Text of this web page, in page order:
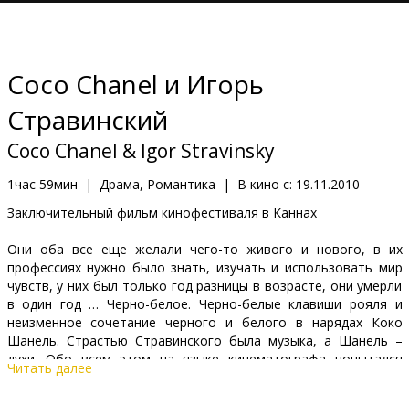
Клуб
Coco Chanel и Игорь
Стравинский
Coco Chanel & Igor Stravinsky
1час 59мин | Драма, Романтика | В кино с: 19.11.2010
Заключительный фильм кинофестиваля в Каннах
Они оба все еще желали чего-то живого и нового, в их
профессиях нужно было знать, изучать и использовать мир
чувств, у них был только год разницы в возрасте, они умерли
в один год … Черно-белое. Черно-белые клавиши рояля и
неизменное сочетание черного и белого в нарядах Коко
Шанель. Страстью Стравинского была музыка, а Шанель –
духи. Обо всем этом на языке кинематографа попытался
рассказать живущий во Франции нидерландский режиссер Ян
Читать далее